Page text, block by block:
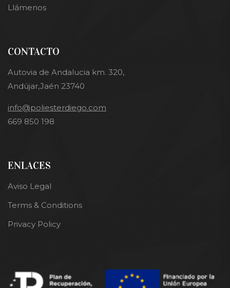
Llámenos
CONTACTO
Autovia de Andalucia km. 320,
Andújar,Jaén 23740
info@poliesterdiego.com
669 850 198
ENLACES
Aviso Legal
Terms & Conditions
Privacy Policy